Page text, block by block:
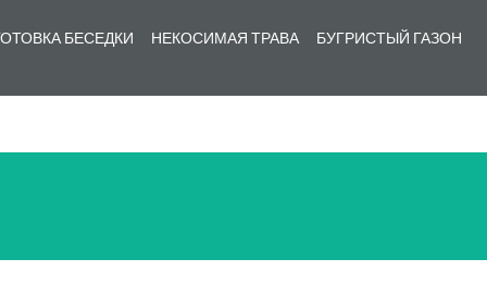
БЕСЕДКИ НЕКОСИМАЯ ТРАВА БУГРИСТЫЙ ГАЗОН